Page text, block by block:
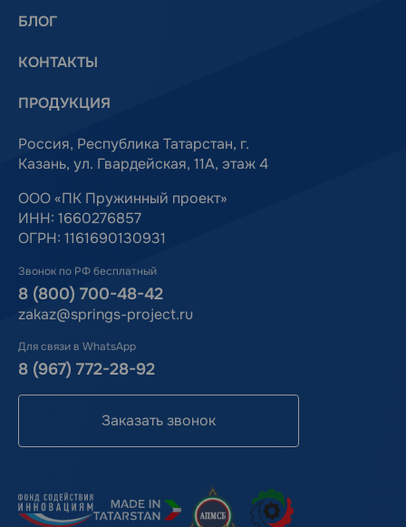
БЛОГ
КОНТАКТЫ
ПРОДУКЦИЯ
Россия, Республика Татарстан, г.
Казань, ул. Гвардейская, 11А, этаж 4
ООО «ПК Пружинный проект»
ИНН: 1660276857
ОГРН: 1161690130931
Звонок по РФ бесплатный
8 (800) 700-48-42
zakaz@springs-project.ru
Для связи в WhatsApp
8 (967) 772-28-92
Заказать звонок